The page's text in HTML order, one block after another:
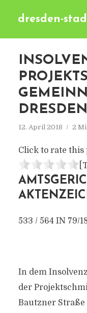
dresden-
DRESDEN
12. April 2018 2
Click to rate this
533 / 564 IN 79/
In dem
der
Bautzner Straße